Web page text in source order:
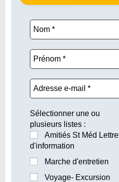
Sélectionner une ou
plusieurs listes :
Amitiés St Méd Lettre
d'information
Marche d'entretien
Voyage- Excursion